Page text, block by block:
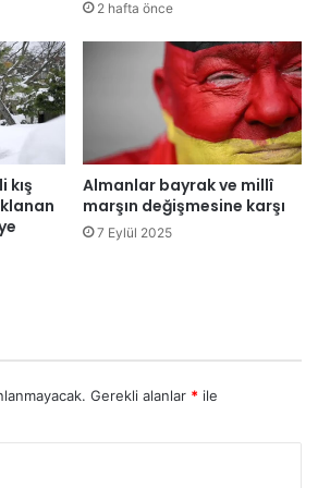
2 hafta önce
kış
Almanlar bayrak ve millî
marşın değişmesine karşı
7 Eylül 2025
Gerekli alanlar * ile